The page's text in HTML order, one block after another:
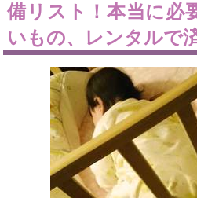
備リスト！本当に必
いもの、レンタルで